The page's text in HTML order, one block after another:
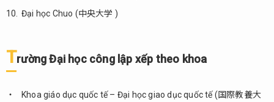
Đại học Chuo (中央大学 )
Trường Đại học công lập xếp theo khoa
Khoa giáo dục quốc tế – Đại học giao dục quốc tế (国際教養大